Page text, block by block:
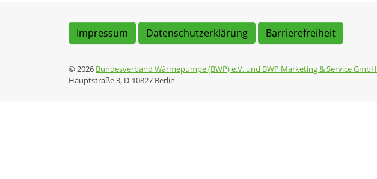
Impressum Datenschutzerklärung Barrierefreiheit
© 2026 Bundesverband Wärmepumpe (BWP) e.V. und BWP Marketing & Service GmbH
Hauptstraße 3, D-10827 Berlin